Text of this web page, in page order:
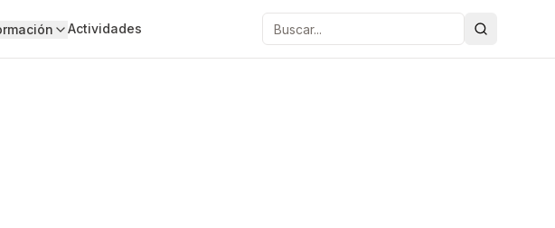
Actividades Buscar